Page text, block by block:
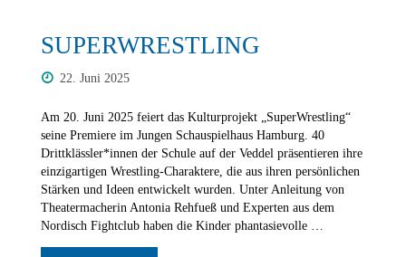
SUPERWRESTLING
22. Juni 2025
Am 20. Juni 2025 feiert das Kulturprojekt „SuperWrestling“
seine Premiere im Jungen Schauspielhaus Hamburg. 40
Drittklässler*innen der Schule auf der Veddel präsentieren ihre
einzigartigen Wrestling-Charaktere, die aus ihren persönlichen
Stärken und Ideen entwickelt wurden. Unter Anleitung von
Theatermacherin Antonia Rehfueß und Experten aus dem
Nordisch Fightclub haben die Kinder phantasievolle …